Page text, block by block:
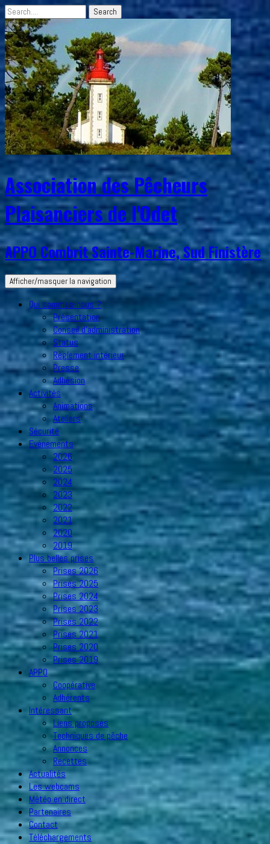
Association des Pêcheurs
Plaisanciers de l'Odet
APPO Combrit Sainte-Marine, Sud Finistère
Afficher/masquer la navigation
Qui sommes-nous ?
Présentation
Conseil d’administration
Status
Règlement intérieur
Presse
Adhésion
Activités
Animations
Ateliers
Sécurité
Evénements
2026
2025
2024
2023
2022
2021
2020
2019
Plus belles prises
Prises 2026
Prises 2025
Prises 2024
Prises 2023
Prises 2022
Prises 2021
Prises 2020
Prises 2019
APPO
Coopérative
Adhérents
Intéressant
Liens proposés
Techniques de pêche
Annonces
Recettes
Actualités
Les webcams
Météo en direct
Partenaires
Contact
Téléchargements